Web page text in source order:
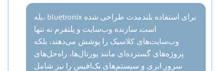
بله، bluetronix برای استفاده بلندمدت طراحی شده
است. سازنده وب‌سایت و پلتفرم نه تنها
وب‌سایت‌های کلاسیک را پوشش می‌دهند، بلکه
پروژه‌های گسترده‌ای مانند پورتال‌ها، راه‌حل‌های
سرور ابری و سیستم‌های بک‌افیس را نیز شامل